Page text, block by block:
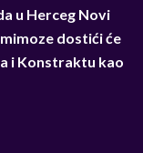
u Herceg Novi
dostići će
i Konstraktu kao